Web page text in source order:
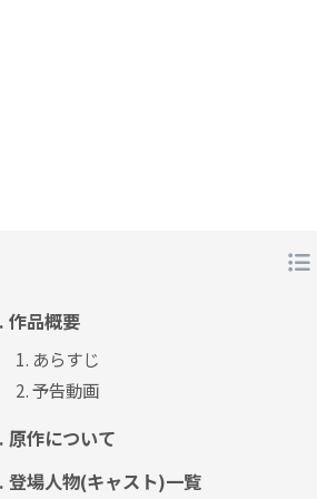
作品概要
あらすじ
予告動画
原作について
登場人物(キャスト)一覧